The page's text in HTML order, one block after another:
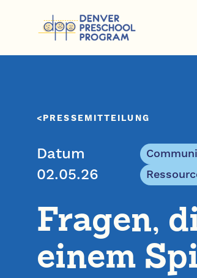
PRESSEMITTEILUNG
Datum
02.05.26
Fragen,
einem